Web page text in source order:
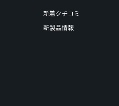
新着クチコミ
新製品情報